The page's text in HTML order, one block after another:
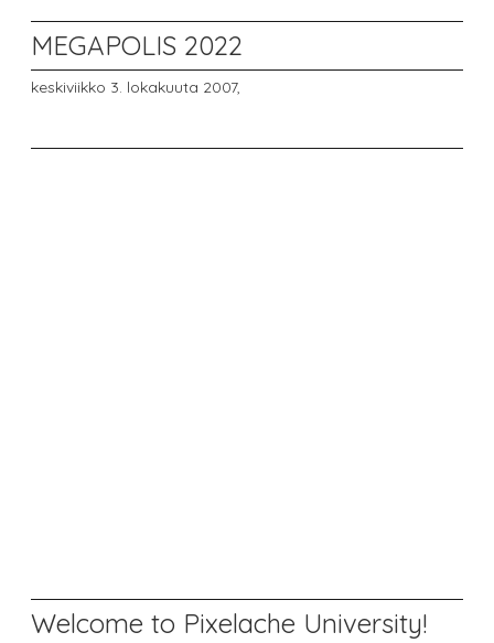
MEGAPOLIS 2022
keskiviikko 3. lokakuuta 2007,
Welcome to Pixelache University!